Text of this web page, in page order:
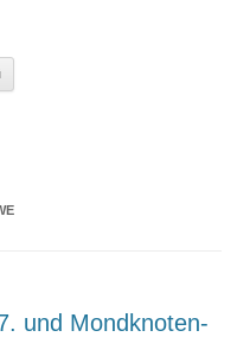
und Mondknoten-